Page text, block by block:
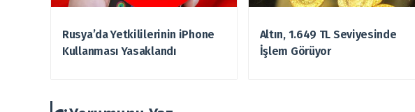
Rusya’da Yetkililerinin iPhone
Kullanması Yasaklandı
Altın, 1.649 TL Seviyesinde
İşlem Görüyor